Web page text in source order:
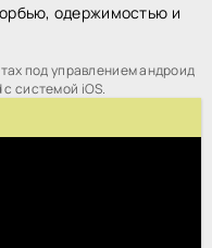
одержимостью и
под управлением андроид
системой iOS.